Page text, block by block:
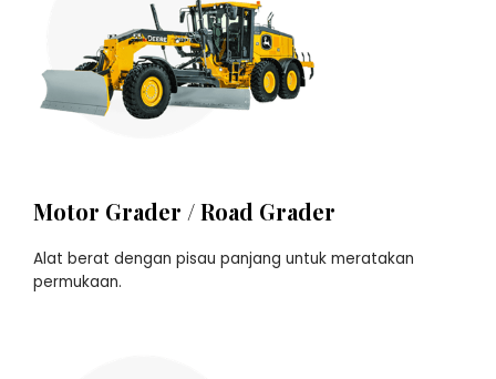
Motor Grader / Road Grader
Alat berat dengan pisau panjang untuk meratakan
permukaan.